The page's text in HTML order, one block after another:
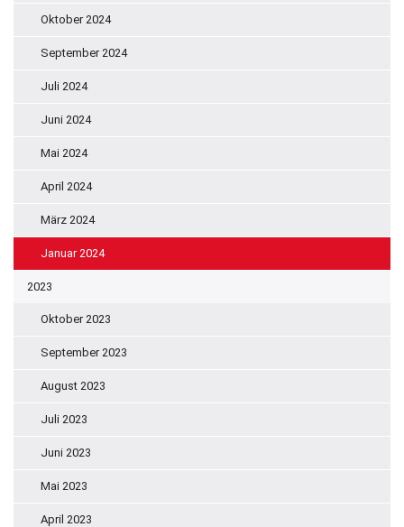
Oktober 2024
September 2024
Juli 2024
Juni 2024
Mai 2024
April 2024
März 2024
Januar 2024
2023
Oktober 2023
September 2023
August 2023
Juli 2023
Juni 2023
Mai 2023
April 2023